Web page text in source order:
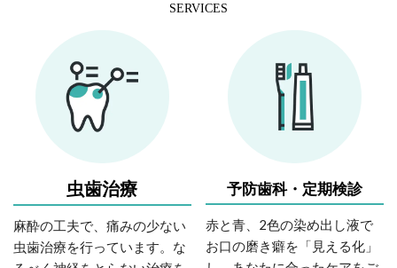
SERVICES
虫歯治療
麻酔の工夫で、痛みの少ない
虫歯治療を行っています。な
予防歯科・定期検診
赤と青、2色の染め出し液で
お口の磨き癖を「見える化」